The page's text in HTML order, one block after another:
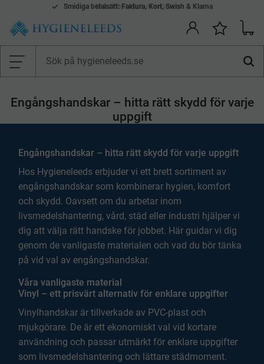
Meny
Mina önskelistor Produkter
Smidiga betalsätt: Faktura, Kort, Swish & Klarna
Engångshandskar – hitta rätt skydd för varje
uppgift
Engångshandskar – hitta rätt skydd för varje uppgift
Hos Hygieneleeds erbjuder vi ett brett sortiment av
engångshandskar som kombinerar hygien, komfort
och skydd. Oavsett om du arbetar inom
livsmedelshantering, vård, städ eller industri hjälper vi
dig att välja rätt handske för jobbet. Här guidar vi dig
genom de vanligaste materialen och vad du bör tänka
på vid val av engångshandskar.
Våra vanligaste material
Vinyl – ett prisvärt alternativ för enklare uppgifter
Vinylhandskar är tillverkade av PVC-plast och
mjukgörare. De är ett ekonomiskt val vid kortare
användning och passar utmärkt för enklare uppgifter
som livsmedelshantering och lättare städmoment.